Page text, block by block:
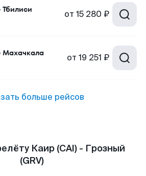
Тбилиси от 15 280 ₽
Махачкала от 19 251 ₽
больше рейсов
Каир (CAI) - Грозный
(GRV)